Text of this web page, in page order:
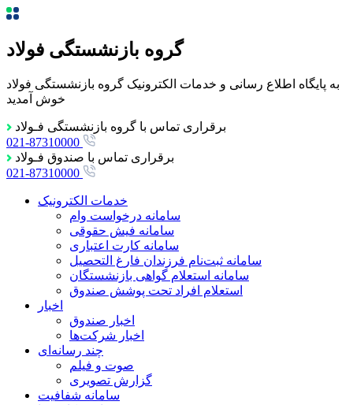
گروه بازنشستگی فولاد
به پایگاه اطلاع رسانی و خدمات الکترونیک گروه بازنشستگی فولاد
خوش آمدید
برقراری تماس با گروه بازنشستگی فـولاد
021-87310000
برقراری تماس با صندوق فـولاد
021-87310000
خدمات الکترونیک
سامانه درخواست وام
سامانه فیش حقوقی
سامانه کارت اعتباری
سامانه ثبت‌نام فرزندان فارغ التحصيل
سامانه استعلام گواهی بازنشستگان
استعلام افراد تحت پوشش صندوق
اخبار
اخبار صندوق
اخبار شرکت‌ها
چند رسانه‌ای
صوت و فیلم
گزارش تصویری
سامانه شفافیت